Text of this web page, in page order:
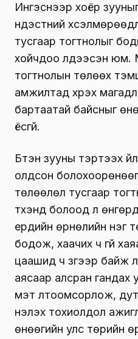
Ингэснээр хоёр
үндэстний
тусгаар тогтнолыг
хойчдоо үлдээсэн юм.
тогтнолын төлөөх
амжилтад хүрэх
бартаатай байсныг
ёсгүй.
Бүтэн зууны тэртээх
олдсон
төлөөлөл тусгаар
түүхэнд болоод л
ердийн өрнөлийн нэг
бодож, хаачих ч үгүй
цаашид ч зүгээр байж
аясаар алсран гандах
мэт үлтоомсорлож,
үнэлэх тохиолдол
өнөөгийн улс төрийн